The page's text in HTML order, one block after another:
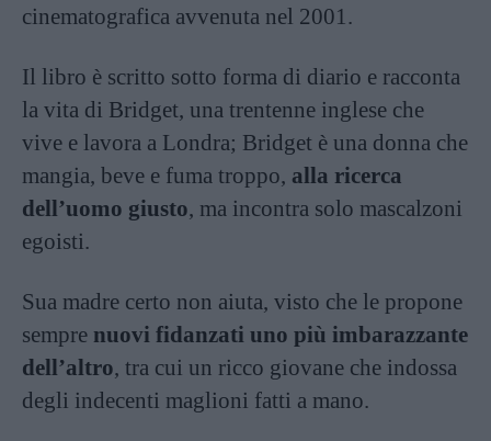
cinematografica avvenuta nel 2001.
Il libro è scritto sotto forma di diario e racconta
la vita di Bridget, una trentenne inglese che
vive e lavora a Londra; Bridget è una donna che
mangia, beve e fuma troppo, alla ricerca
dell’uomo giusto, ma incontra solo mascalzoni
egoisti.
Sua madre certo non aiuta, visto che le propone
sempre nuovi fidanzati uno più imbarazzante
dell’altro, tra cui un ricco giovane che indossa
degli indecenti maglioni fatti a mano.